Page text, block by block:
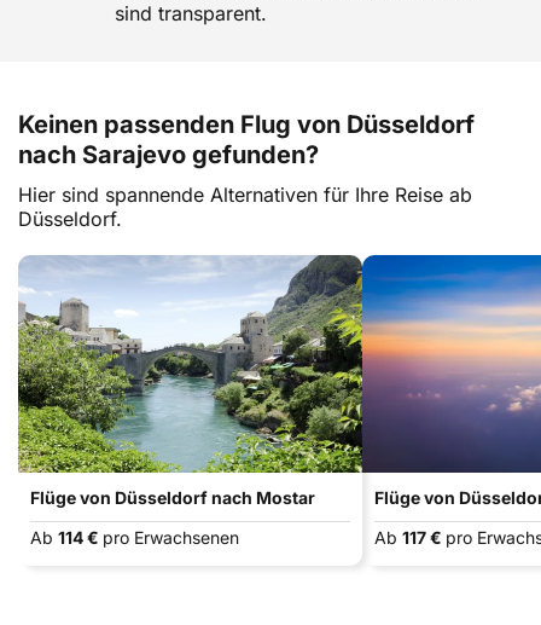
sind transparent.
Keinen passenden Flug von Düsseldorf
nach Sarajevo gefunden?
Hier sind spannende Alternativen für Ihre Reise ab
Düsseldorf.
Flüge von Düsseldorf nach Mostar
Ab 114 € pro Erwachsenen
Flüge von
Ab 117 € pro